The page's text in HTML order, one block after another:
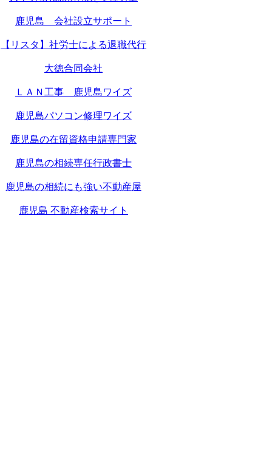
鹿児島 会社設立サポート
【リスタ】社労士による退職代行
大徳合同会社
ＬＡＮ工事 鹿児島ワイズ
鹿児島パソコン修理ワイズ
鹿児島の在留資格申請専門家
鹿児島の相続専任行政書士
鹿児島の相続にも強い不動産屋
鹿児島 不動産検索サイト